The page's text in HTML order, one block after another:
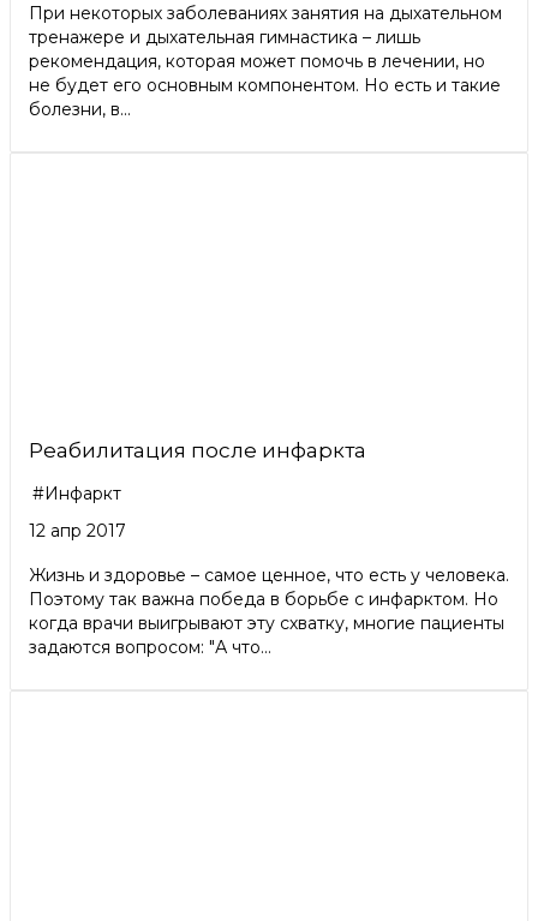
При некоторых заболеваниях занятия на дыхательном
тренажере и дыхательная гимнастика – лишь
рекомендация, которая может помочь в лечении, но
не будет его основным компонентом. Но есть и такие
болезни, в...
Реабилитация после инфаркта
#Инфаркт
12 апр 2017
Жизнь и здоровье – самое ценное, что есть у человека.
Поэтому так важна победа в борьбе с инфарктом. Но
когда врачи выигрывают эту схватку, многие пациенты
задаются вопросом: "А что...